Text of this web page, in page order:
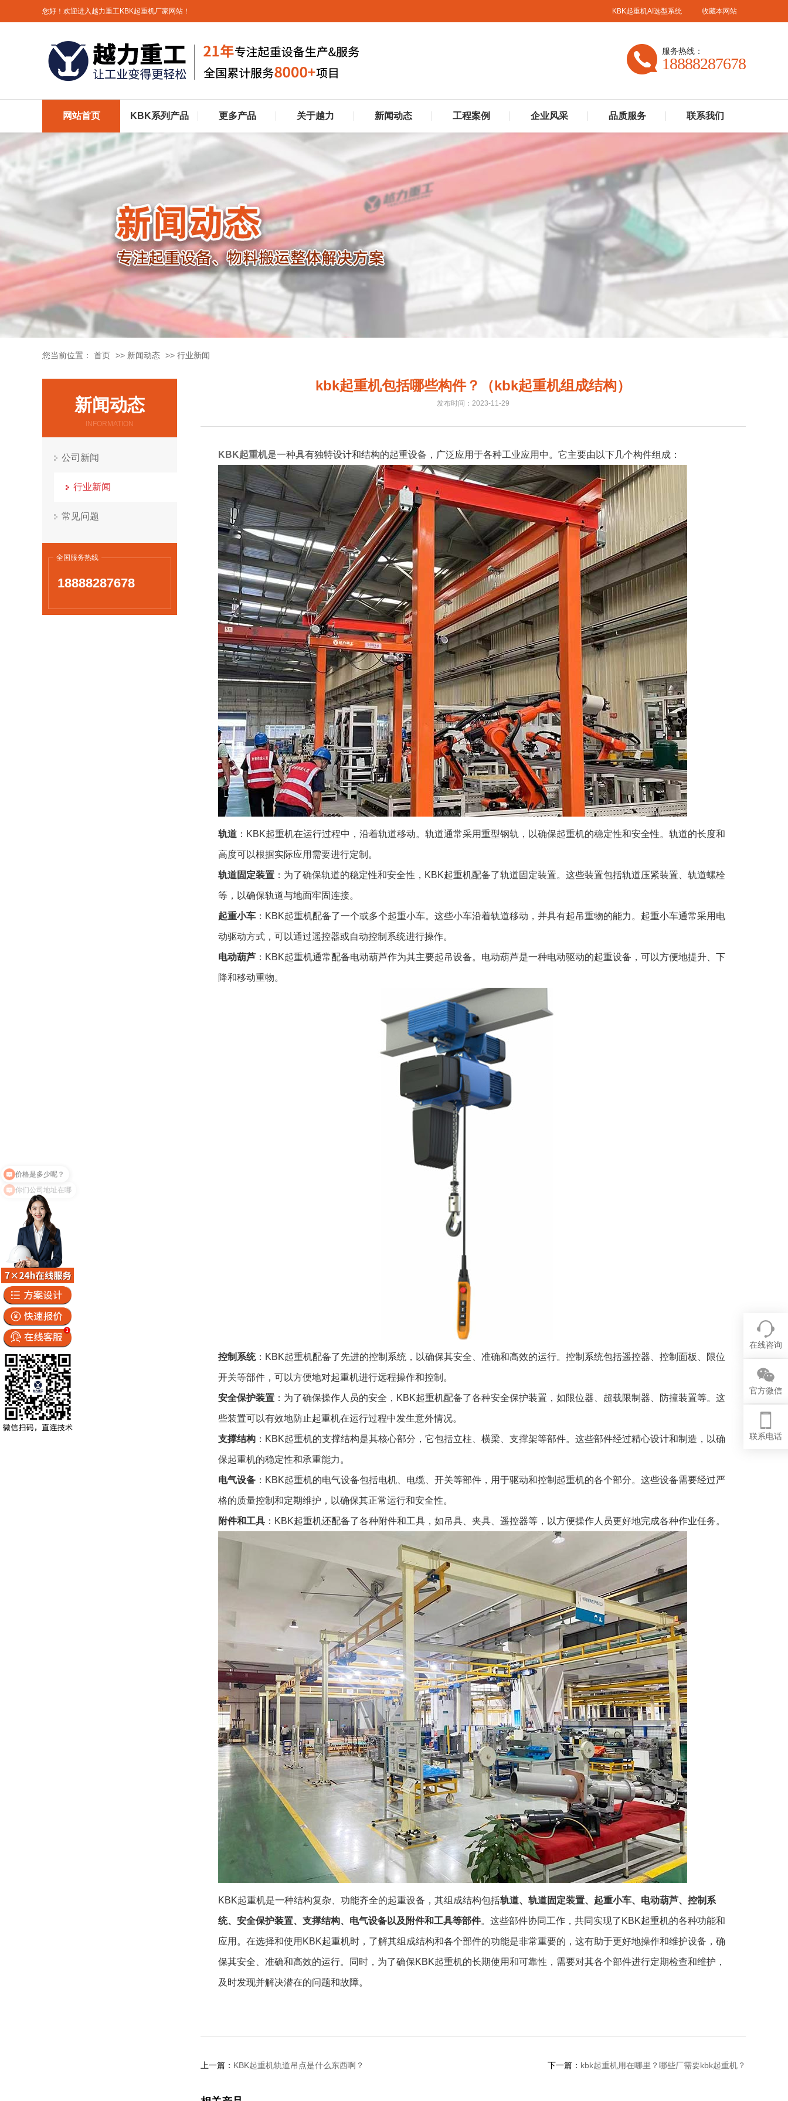
您好！欢迎进入越力重工KBK起重机厂家网站！ KBK起重机AI选型系统 收藏本网站
服务热线：
18888287678
网站首页 KBK系列产品 更多产品 关于越力 新闻动态 工程案例 企业风采 品质服务 联系我们
您当前位置： 首页 >> 新闻动态 >> 行业新闻
新闻动态
INFORMATION
公司新闻
行业新闻
常见问题
全国服务热线
18888287678
kbk起重机包括哪些构件？（kbk起重机组成结构）
发布时间：2023-11-29
KBK起重机是一种具有独特设计和结构的起重设备，广泛应用于各种工业应用中。它主要由以下几个构件组成：
轨道 ：KBK起重机在运行过程中，沿着轨道移动。轨道通常采用重型钢轨，以确保起重机的稳定性和安全性。轨道的长度和
高度可以根据实际应用需要进行定制。
轨道固定装置 ：为了确保轨道的稳定性和安全性，KBK起重机配备了轨道固定装置。这些装置包括轨道压紧装置、轨道螺栓
等，以确保轨道与地面牢固连接。
起重小车 ：KBK起重机配备了一个或多个起重小车。这些小车沿着轨道移动，并具有起吊重物的能力。起重小车通常采用电
动驱动方式，可以通过遥控器或自动控制系统进行操作。
电动葫芦 ：KBK起重机通常配备电动葫芦作为其主要起吊设备。电动葫芦是一种电动驱动的起重设备，可以方便地提升、下
降和移动重物。
控制系统：KBK起重机配备了先进的控制系统，以确保其安全、准确和高效的运行。控制系统包括遥控器、控制面板、限位
开关等部件，可以方便地对起重机进行远程操作和控制。
安全保护装置 ：为了确保操作人员的安全，KBK起重机配备了各种安全保护装置，如限位器、超载限制器、防撞装置等。这
些装置可以有效地防止起重机在运行过程中发生意外情况。
支撑结构 ：KBK起重机的支撑结构是其核心部分，它包括立柱、横梁、支撑架等部件。这些部件经过精心设计和制造，以确
保起重机的稳定性和承重能力。
电气设备 ：KBK起重机的电气设备包括电机、电缆、开关等部件，用于驱动和控制起重机的各个部分。这些设备需要经过严
格的质量控制和定期维护，以确保其正常运行和安全性。
附件和工具 ：KBK起重机还配备了各种附件和工具，如吊具、夹具、遥控器等，以方便操作人员更好地完成各种作业任务。
KBK起重机是一种结构复杂、功能齐全的起重设备，其组成结构包括轨道、轨道固定装置、起重小车、电动葫芦、控制系
统、安全保护装置、支撑结构、电气设备以及附件和工具等部件。这些部件协同工作，共同实现了KBK起重机的各种功能和
应用。在选择和使用KBK起重机时，了解其组成结构和各个部件的功能是非常重要的，这有助于更好地操作和维护设备，确
保其安全、准确和高效的运行。同时，为了确保KBK起重机的长期使用和可靠性，需要对其各个部件进行定期检查和维护，
及时发现并解决潜在的问题和故障。
上一篇： KBK起重机轨道吊点是什么东西啊？ 下一篇： kbk起重机用在哪里？哪些厂需要kbk起重机？
在线咨询
官方微信
联系电话